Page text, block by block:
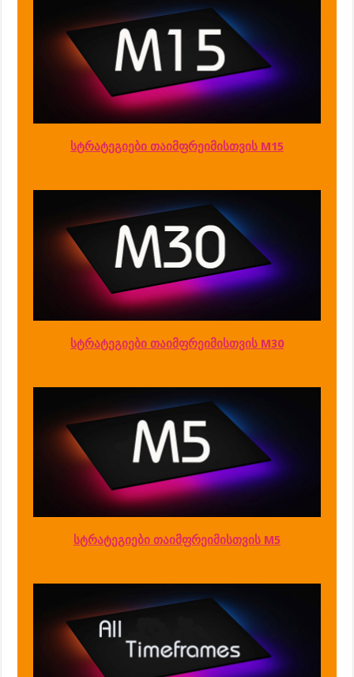
სტრატეგიები თაიმფრეიმისთვის M15
სტრატეგიები თაიმფრეიმისთვის M30
სტრატეგიები თაიმფრეიმისთვის M5